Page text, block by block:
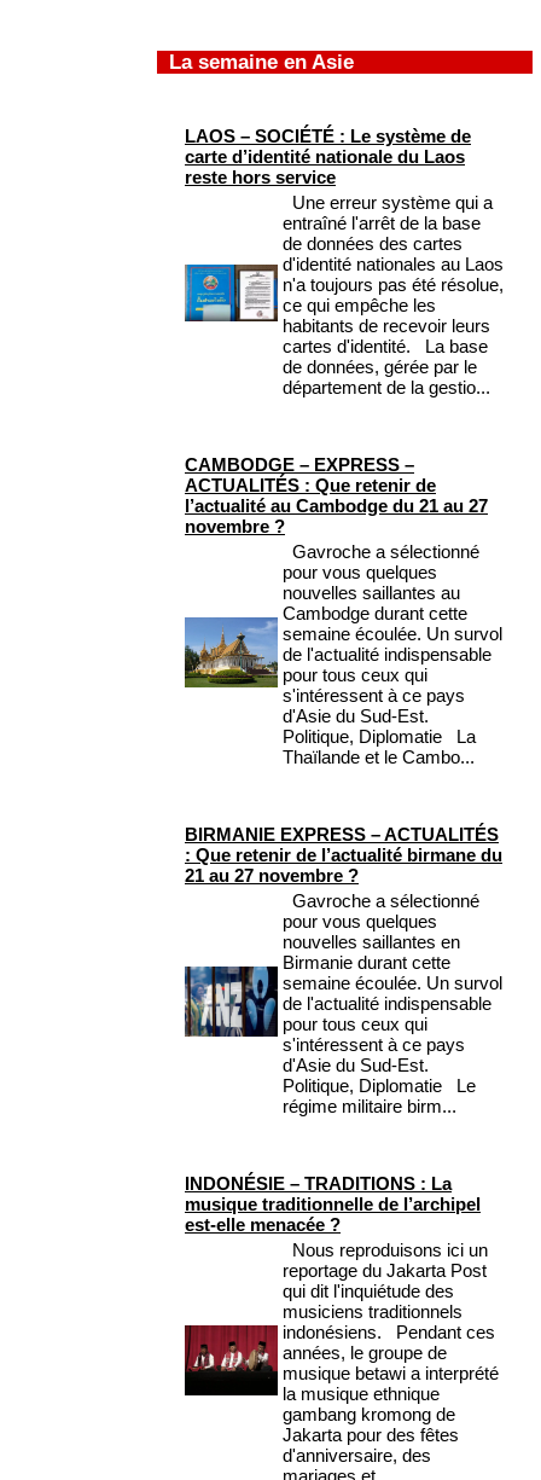
La semaine en Asie
LAOS – SOCIÉTÉ : Le système de
carte d’identité nationale du Laos
reste hors service
Une erreur système qui a
entraîné l'arrêt de la base
de données des cartes
d'identité nationales au Laos
n'a toujours pas été résolue,
ce qui empêche les
habitants de recevoir leurs
cartes d'identité. La base
de données, gérée par le
département de la gestio...
CAMBODGE – EXPRESS –
ACTUALITÉS : Que retenir de
l’actualité au Cambodge du 21 au 27
novembre ?
Gavroche a sélectionné
pour vous quelques
nouvelles saillantes au
Cambodge durant cette
semaine écoulée. Un survol
de l'actualité indispensable
pour tous ceux qui
s'intéressent à ce pays
d'Asie du Sud-Est.
Politique, Diplomatie La
Thaïlande et le Cambo...
BIRMANIE EXPRESS – ACTUALITÉS
: Que retenir de l’actualité birmane du
21 au 27 novembre ?
Gavroche a sélectionné
pour vous quelques
nouvelles saillantes en
Birmanie durant cette
semaine écoulée. Un survol
de l'actualité indispensable
pour tous ceux qui
s'intéressent à ce pays
d'Asie du Sud-Est.
Politique, Diplomatie Le
régime militaire birm...
INDONÉSIE – TRADITIONS : La
musique traditionnelle de l’archipel
est-elle menacée ?
Nous reproduisons ici un
reportage du Jakarta Post
qui dit l'inquiétude des
musiciens traditionnels
indonésiens. Pendant ces
années, le groupe de
musique betawi a interprété
la musique ethnique
gambang kromong de
Jakarta pour des fêtes
d'anniversaire, des